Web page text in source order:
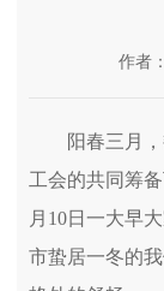
作者：
阳春三月
工会的共同筹
月10日一大早
市蛰居一冬的